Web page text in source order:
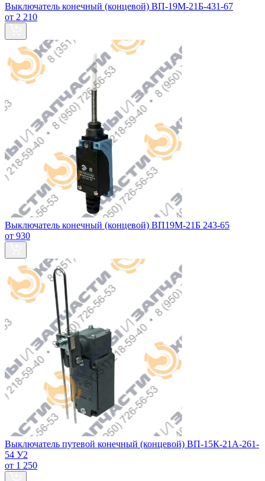
Выключатель конечный (концевой) ВП-19М-21Б-431-67
от 2 210
Выключатель конечный (концевой) ВП19М-21Б 243-65
от 930
Выключатель путевой конечный (концевой) ВП-15К-21А-261-
54 У2
от 1 250